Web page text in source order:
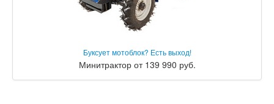
Буксует мотоблок? Есть выход!
Минитрактор от 139 990 руб.